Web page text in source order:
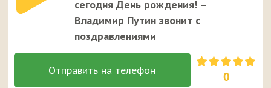
сегодня День рождения! –
Владимир Путин звонит с
поздравлениями
0